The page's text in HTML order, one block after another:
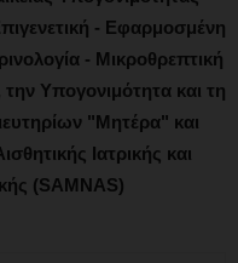
- Εφαρμοσμένη
- Μικροθρεπτική
Υπογονιμότητα και τη
"Μητέρα" και
Ιατρικής και
(SAMNAS)